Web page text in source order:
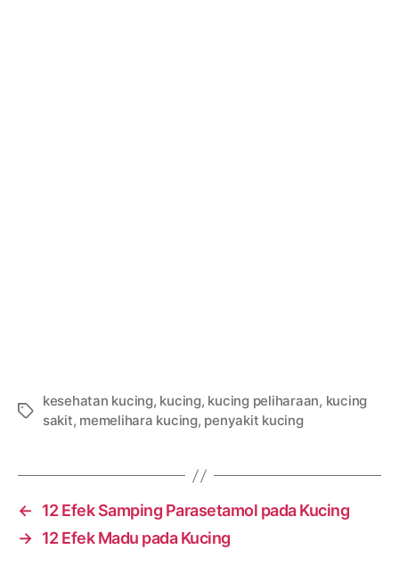
Tags
kesehatan kucing, kucing, kucing peliharaan, kucing
sakit, memelihara kucing, penyakit kucing
←
12 Efek Samping Parasetamol pada Kucing
→ 12 Efek Madu pada Kucing